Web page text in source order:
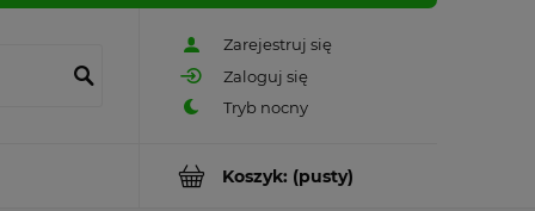
Zarejestruj się
Zaloguj się
Koszyk: (pusty)